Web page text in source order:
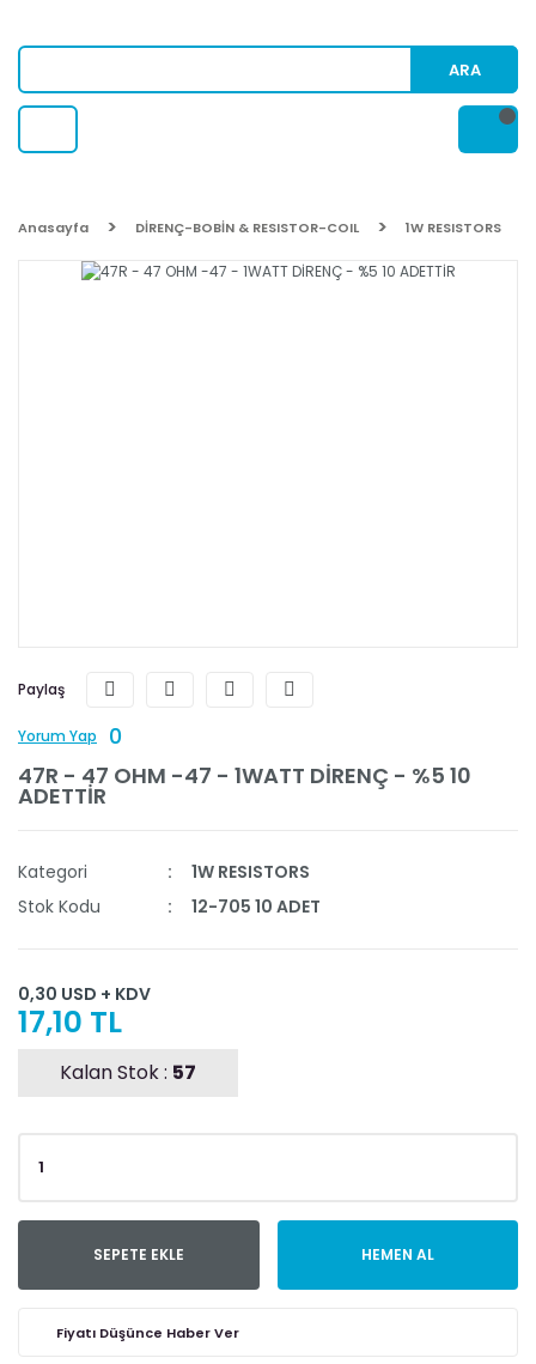
ARA
Anasayfa DİRENÇ-BOBİN & RESISTOR-COIL 1W RESISTORS
Paylaş
Yorum Yap
0
47R - 47 OHM -47 - 1WATT DİRENÇ - %5 10
ADETTİR
Kategori
1W RESISTORS
Stok Kodu
12-705 10 ADET
0,30 USD + KDV
17,10 TL
Kalan Stok : 57
SEPETE EKLE HEMEN AL
Fiyatı Düşünce Haber Ver